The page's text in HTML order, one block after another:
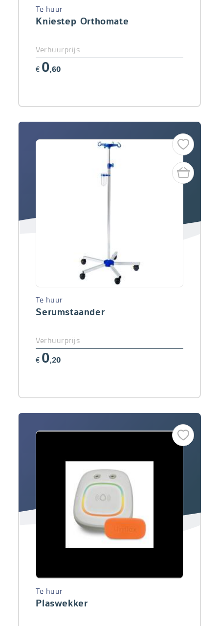
Kniestep Orthomate
Te huur
Verhuurprijs
€ 0,60
Serumstaander
Te huur
Verhuurprijs
€ 0,20
Plaswekker
Te huur